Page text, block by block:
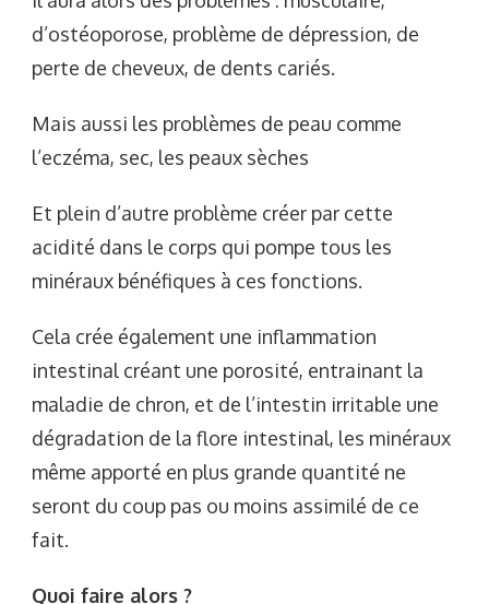
d’ostéoporose, problème de dépression, de
perte de cheveux, de dents cariés.
Mais aussi les problèmes de peau comme
l’eczéma, sec, les peaux sèches
Et plein d’autre problème créer par cette
acidité dans le corps qui pompe tous les
minéraux bénéfiques à ces fonctions.
Cela crée également une inflammation
intestinal créant une porosité, entrainant la
maladie de chron, et de l’intestin irritable une
dégradation de la flore intestinal, les minéraux
même apporté en plus grande quantité ne
seront du coup pas ou moins assimilé de ce
fait.
Quoi faire alors ?